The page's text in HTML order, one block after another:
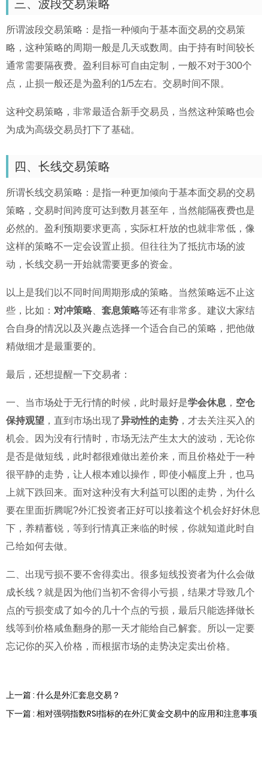
三、波段交易策略
所谓波段交易策略：是指一种倾向于基本面交易的交易策
略，这种策略的周期一般是几天或数周。由于持有时间较长
通常需要隔夜费。盈利目标可自由定制，一般不对于300个
点，止损一般还是为盈利的1/5左右。交易时间不限。
这种交易策略，非常最适合新手交易员，当然这种策略也会
为成为高级交易员打下了基础。
四、长线交易策略
所谓长线交易策略：是指一种更加倾向于基本面交易的交易
策略，交易时间跨度可达到数月甚至年，当然能隔夜费也是
必然的。盈利预期要求更高，实际杠杆放的也就非常低，像
这样的策略不一定会设置止损。但往往为了抵抗市场的波
动，长线交易一开始就需要更多的资金。
以上是我们以不同时间周期形成的策略。当然策略远不止这
些，比如： 对冲策略、 套息策略等还有非常多。建议大家结
合自身的情况以及兴趣点选择一个适合自己的策略，把他做
精做细才是最重要的。
最后，还想提醒一下交易者：
一、当市场处于无行情的时候，此时最好是学会休息 ， 空仓
保持观望 ，直到市场出现了异动性的走势 ，才去关注买入的
机会。因为没有行情时，市场无法产生太大的波动，无论你
是否是做短线，此时都很难做出差价来，而且价格处于一种
很平静的走势，让人根本难以操作，即使小幅度上升，也马
上就下跌回来。面对这种没有大利益可以图的走势，为什么
要在里面折腾呢?外汇投资者正好可以接着这个机会好好休息
下，养精蓄锐，等到行情真正来临的时候，你就知道此时自
己给如何去做。
二、出现亏损不要不舍得卖出。很多短线投资者为什么会做
成长线？就是因为他们当初不舍得小亏损，结果才导致几个
点的亏损变成了如今的几十个点的亏损，最后只能选择做长
线等到价格咸鱼翻身的那一天才能给自己解套。所以一定要
忘记你的买入价格，而根据市场的走势决定卖出价格。
上一篇 : 什么是外汇套息交易？
下一篇 : 相对强弱指数RSI指标的在外汇黄金交易中的应用和注意事项